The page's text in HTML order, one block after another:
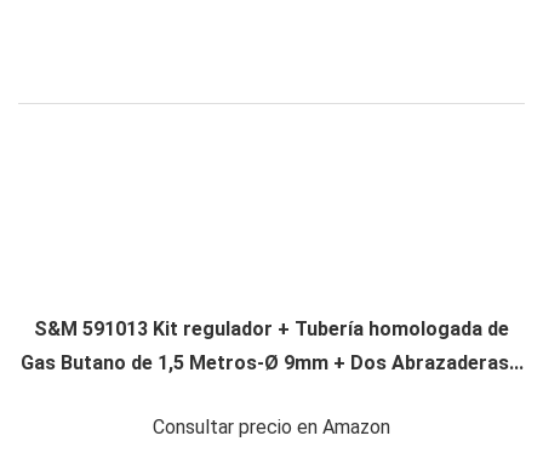
S&M 591013 Kit regulador + Tubería homologada de
Gas Butano de 1,5 Metros-Ø 9mm + Dos Abrazaderas...
Consultar precio en Amazon